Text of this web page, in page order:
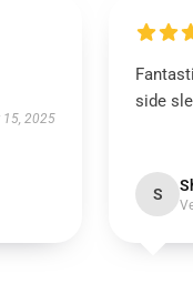
15, 2025
side
S